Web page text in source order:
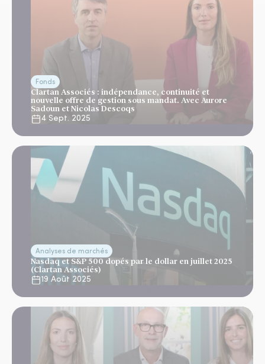
Fonds
Clartan Associés : indépendance, continuité et
nouvelle offre de gestion sous mandat. Avec Aurore
Sadoun et Nicolas Descoqs
4 Sept. 2025
Analyses de marchés
Nasdaq et S&P 500 dopés par le dollar en juillet 2025
(Clartan Associés)
19 Août 2025